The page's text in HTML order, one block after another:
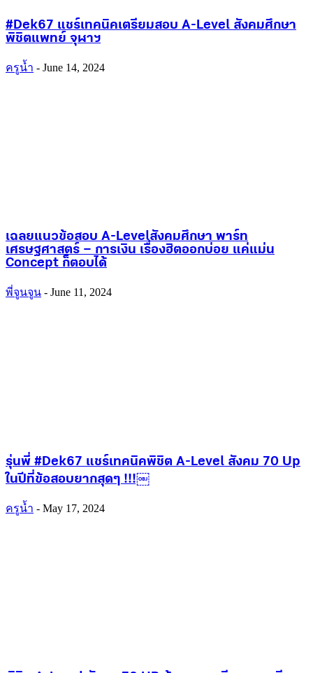
#Dek67 แชร์เทคนิคเตรียมสอบ A-Level สังคมศึกษา
พิชิตแพทย์ จุฬาฯ
ครูน้ำ - June 14, 2024
เฉลยแนวข้อสอบ A-Level สังคมศึกษา พาร์ท
เศรษฐศาสตร์ – การเงิน เรื่องฮิตออกบ่อย แค่แม่น
Concept ก็ตอบได้
พี่จูนจูน - June 11, 2024
รุ่นพี่ #Dek67 แชร์เทคนิคพิชิต A-Level สังคม 70 Up
ในปีที่ข้อสอบยากสุดๆ !!!￼
ครูน้ำ - May 17, 2024